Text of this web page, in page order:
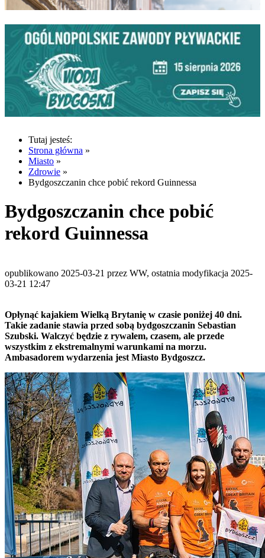
Tutaj jesteś:
Strona główna »
Miasto »
Zdrowie »
Bydgoszczanin chce pobić rekord Guinnessa
Bydgoszczanin chce pobić
rekord Guinnessa
opublikowano 2025-03-21 przez WW, ostatnia modyfikacja 2025-
03-21 12:47
Opłynąć kajakiem Wielką Brytanię w czasie poniżej 40 dni.
Takie zadanie stawia przed sobą bydgoszczanin Sebastian
Szubski. Walczyć będzie z rywalem, czasem, ale przede
wszystkim z ekstremalnymi warunkami na morzu.
Ambasadorem wydarzenia jest Miasto Bydgoszcz.